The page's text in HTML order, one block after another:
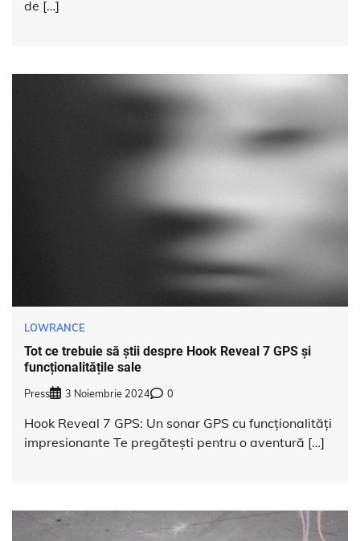
de […]
LOWRANCE
Tot ce trebuie să știi despre Hook Reveal 7 GPS și
funcționalitățile sale
Press 3 Noiembrie 2024 0
Hook Reveal 7 GPS: Un sonar GPS cu funcționalități
impresionante Te pregătești pentru o aventură […]